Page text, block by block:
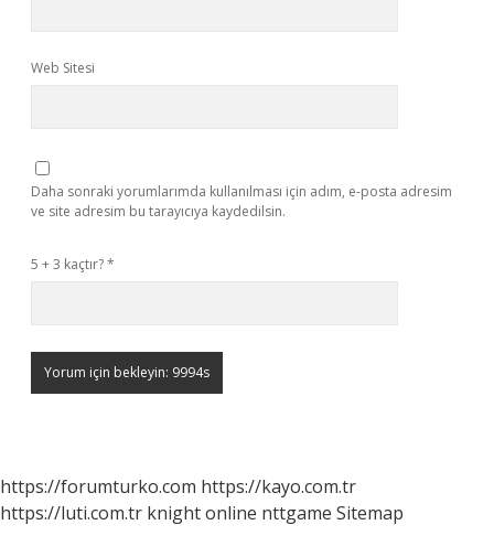
Web Sitesi
Daha sonraki yorumlarımda kullanılması için adım, e-posta adresim
ve site adresim bu tarayıcıya kaydedilsin.
5 + 3 kaçtır?*
https://forumturko.com https://kayo.com.tr
https://luti.com.tr knight online nttgame Sitemap